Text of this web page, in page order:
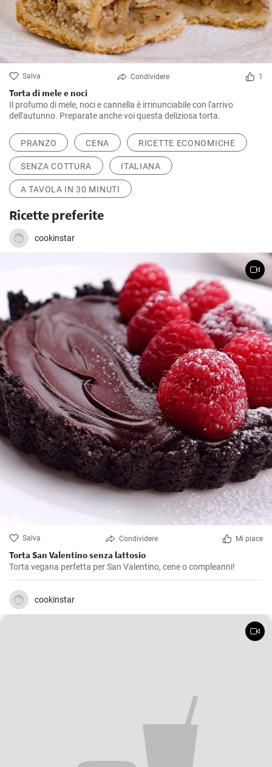
Salva Condividere 1
Torta di mele e noci
Il profumo di mele, noci e cannella è irrinunciabile con l'arrivo
dell'autunno. Preparate anche voi questa deliziosa torta.
PRANZO CENA RICETTE ECONOMICHE
SENZA COTTURA ITALIANA
A TAVOLA IN 30 MINUTI
Ricette preferite
cookinstar
Salva Condividere Mi piace
Torta San Valentino senza lattosio
Torta vegana perfetta per San Valentino, cene o compleanni!
cookinstar